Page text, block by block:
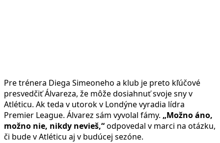
Pre trénera Diega Simeoneho a klub je preto kľúčové
presvedčiť Álvareza, že môže dosiahnuť svoje sny v
Atléticu. Ak teda v utorok v Londýne vyradia lídra
Premier League. Álvarez sám vyvolal fámy. „Možno áno,
možno nie, nikdy nevieš,“odpovedal v marci na otázku,
či bude v Atléticu aj v budúcej sezóne.